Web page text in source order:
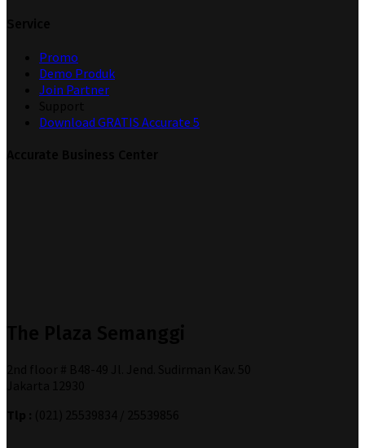
Promo
Demo Produk
Join Partner
Download GRATIS Accurate 5